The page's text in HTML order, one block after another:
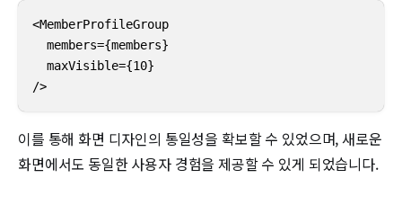
<MemberProfileGroup
members={members}
maxVisible={10}
/>
이를 통해 화면 디자인의 통일성을 확보할 수 있었으며, 새로운
화면에서도 동일한 사용자 경험을 제공할 수 있게 되었습니다.